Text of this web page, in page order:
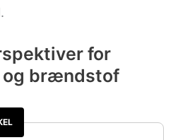
for
og brændstof